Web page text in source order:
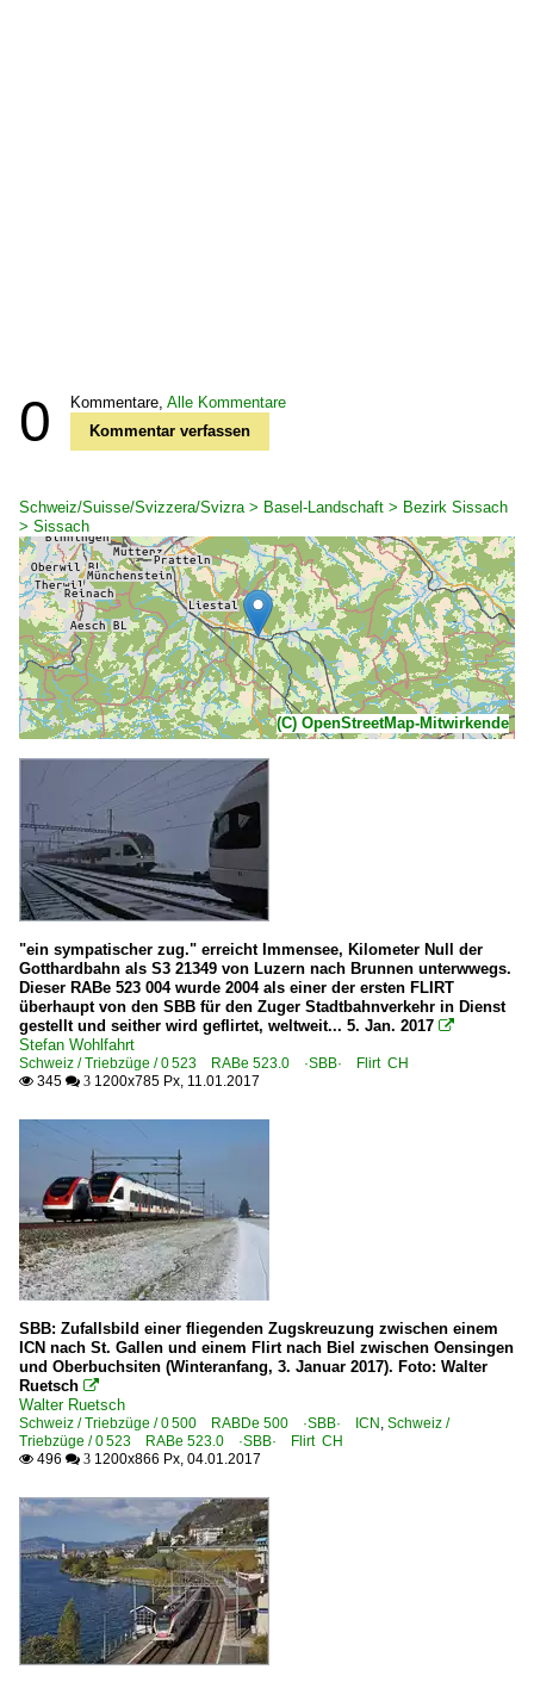
0 Kommentare, Alle Kommentare
Kommentar verfassen
Schweiz/Suisse/Svizzera/Svizra > Basel-Landschaft > Bezirk Sissach
> Sissach
(C) OpenStreetMap-Mitwirkende
"ein sympatischer zug." erreicht Immensee, Kilometer Null der
Gotthardbahn als S3 21349 von Luzern nach Brunnen unterwwegs.
Dieser RABe 523 004 wurde 2004 als einer der ersten FLIRT
überhaupt von den SBB für den Zuger Stadtbahnverkehr in Dienst
gestellt und seither wird geflirtet, weltweit... 5. Jan. 2017 
Stefan Wohlfahrt
Schweiz / Triebzüge / 0 523 RABe 523.0 ·SBB· Flirt CH
 345  3 1200x785 Px, 11.01.2017
SBB: Zufallsbild einer fliegenden Zugskreuzung zwischen einem
ICN nach St. Gallen und einem Flirt nach Biel zwischen Oensingen
und Oberbuchsiten (Winteranfang, 3. Januar 2017). Foto: Walter
Ruetsch 
Walter Ruetsch
Schweiz / Triebzüge / 0 500 RABDe 500 ·SBB· ICN Schweiz /
Triebzüge / 0 523 RABe 523.0 ·SBB· Flirt CH
 496  3 1200x866 Px, 04.01.2017